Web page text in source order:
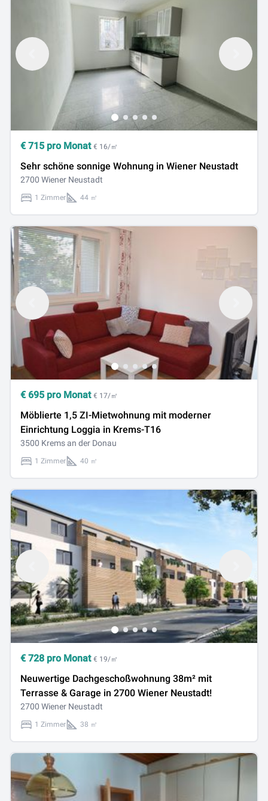
€ 715 pro Monat € 16/㎡
Sehr schöne sonnige Wohnung in Wiener Neustadt
2700 Wiener Neustadt
1 Zimmer 44 ㎡
€ 695 pro Monat € 17/㎡
Möblierte 1,5 ZI-Mietwohnung mit moderner
Einrichtung Loggia in Krems-T16
3500 Krems an der Donau
1 Zimmer 40 ㎡
€ 728 pro Monat € 19/㎡
Neuwertige Dachgeschoßwohnung 38m² mit
Terrasse & Garage in 2700 Wiener Neustadt!
2700 Wiener Neustadt
1 Zimmer 38 ㎡